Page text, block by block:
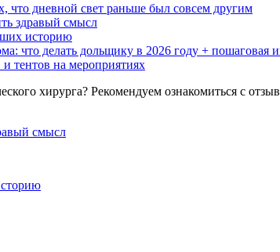
что дневной свет раньше был совсем другим
здравый смысл
историю
что делать дольщику в 2026 году + пошаговая
тентов на мероприятиях
хирурга? Рекомендуем ознакомиться с
смысл